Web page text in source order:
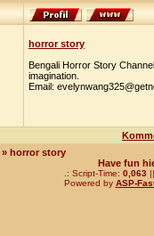
horror story
Bengali Horror Story
imagination.
Email:
» horror story
Have fun
.: Script-Time: 0,063
Powered by ASP-